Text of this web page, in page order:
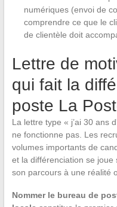
numériques (envoi de
comprendre ce que le
de clientèle doit
Lettre de
qui fait la
poste La
La lettre type « j’ai 30 ans
ne fonctionne pas. Les
volumes importants de
et la différenciation se
son parcours à une réalité
Nommer le bureau de